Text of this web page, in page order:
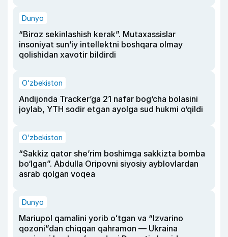
Dunyo
“Biroz sekinlashish kerak”. Mutaxassislar
insoniyat sun’iy intellektni boshqara olmay
qolishidan xavotir bildirdi
O‘zbekiston
Andijonda Tracker’ga 21 nafar bog‘cha bolasini
joylab, YTH sodir etgan ayolga sud hukmi o‘qildi
O‘zbekiston
“Sakkiz qator she’rim boshimga sakkizta bomba
bo‘lgan”. Abdulla Oripovni siyosiy ayblovlardan
asrab qolgan voqea
Dunyo
Mariupol qamalini yorib oʻtgan va “Izvarino
qozoni”dan chiqqan qahramon — Ukraina